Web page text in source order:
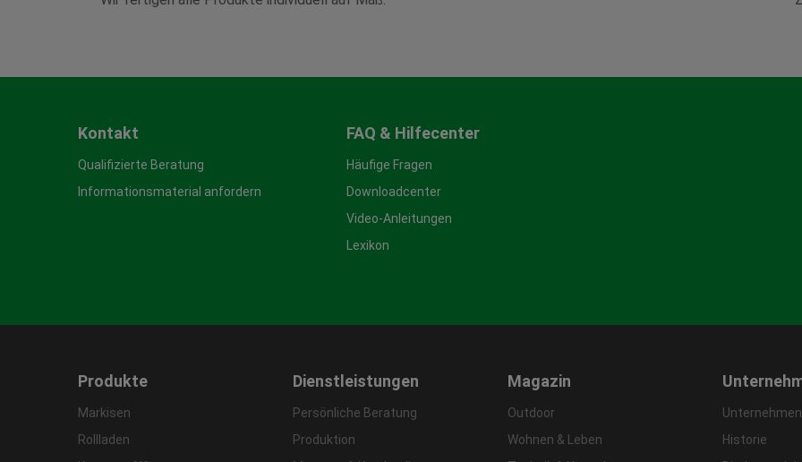
Kontakt
Qualifizierte Beratung
Informationsmaterial anfordern
FAQ & Hilfecenter
Häufige Fragen
Downloadcenter
Video-Anleitungen
Lexikon
Produkte
Markisen
Rollladen
Dienstleistungen
Persönliche Beratung
Produktion
Magazin
Outdoor
Wohnen & Leben
Historie